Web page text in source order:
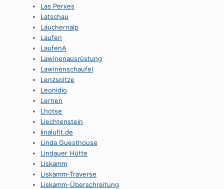
Las Perxes
Latschau
Lauchernalp
Laufen
LaufenA
Lawinenausrüstung
Lawinenschaufel
Lenzspitze
Leonidio
Lernen
Lhotse
Liechtenstein
linalufit.de
Linda Guesthouse
Lindauer Hütte
Liskamm
Liskamm-Traverse
Liskamm-Überschreitung